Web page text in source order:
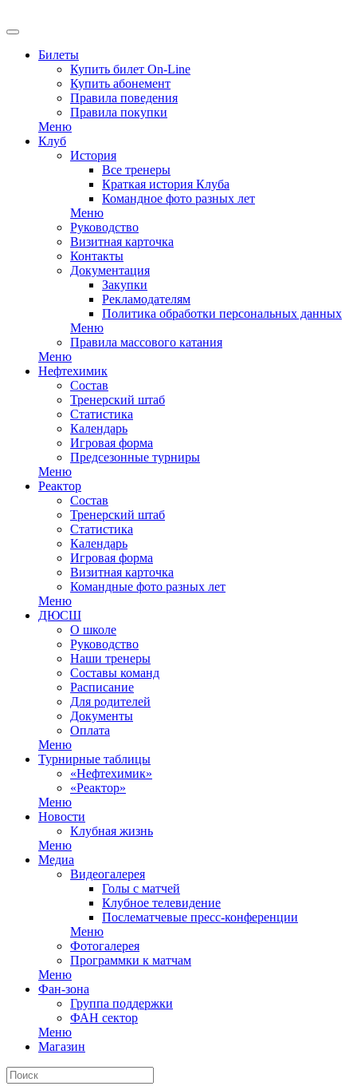
Билеты
Купить билет On-Line
Купить абонемент
Правила поведения
Правила покупки
Меню
Клуб
История
Все тренеры
Краткая история Клуба
Командное фото разных лет
Меню
Руководство
Визитная карточка
Контакты
Документация
Закупки
Рекламодателям
Политика обработки персональных данных
Меню
Правила массового катания
Меню
Нефтехимик
Состав
Тренерский штаб
Статистика
Календарь
Игровая форма
Предсезонные турниры
Меню
Реактор
Состав
Тренерский штаб
Статистика
Календарь
Игровая форма
Визитная карточка
Командные фото разных лет
Меню
ДЮСШ
О школе
Руководство
Наши тренеры
Составы команд
Расписание
Для родителей
Документы
Оплата
Меню
Турнирные таблицы
«Нефтехимик»
«Реактор»
Меню
Новости
Клубная жизнь
Меню
Медиа
Видеогалерея
Голы с матчей
Клубное телевидение
Послематчевые пресс-конференции
Меню
Фотогалерея
Программки к матчам
Меню
Фан-зона
Группа поддержки
ФАН сектор
Меню
Магазин